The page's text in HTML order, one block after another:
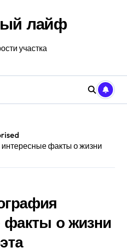
лайф
участка
факты о жизни
факты о жизни